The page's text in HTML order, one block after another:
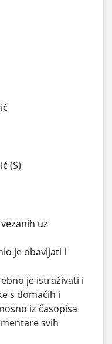
(S)
uz
je obavljati i
je istraživati i
s domaćih i
iz časopisa
svih